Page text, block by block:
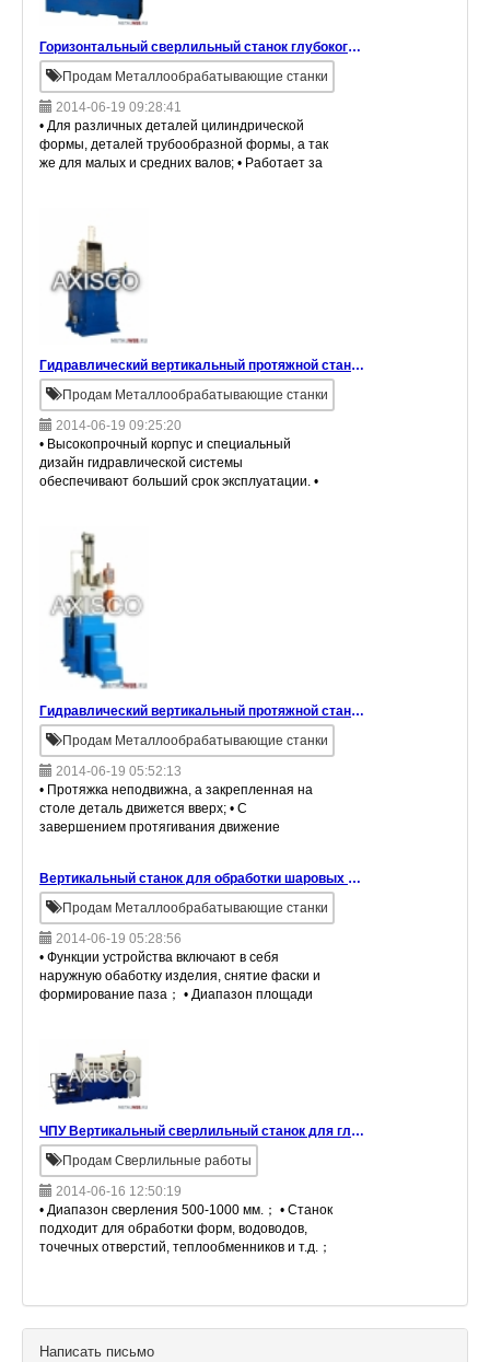
Горизонтальный сверлильный станок глубокого сверления цилиндрических деталей
Продам Металлообрабатывающие станки
2014-06-19 09:28:41
• Для различных деталей цилиндрической
формы, деталей трубообразной формы, а так
же для малых и средних валов; • Работает за
Гидравлический вертикальный протяжной станок высокой точности для наружного протягивания
Продам Металлообрабатывающие станки
2014-06-19 09:25:20
• Высокопрочный корпус и специальный
дизайн гидравлической системы
обеспечивают больший срок эксплуатации. •
движения ум
Гидравлический вертикальный протяжной станок высокой точности для внутреннего протягивания с подъемным столом
Продам Металлообрабатывающие станки
2014-06-19 05:52:13
• Протяжка неподвижна, а закрепленная на
столе деталь движется вверх; • С
завершением протягивания движение
редукторного
Вертикальный станок для обработки шаровых пробок 3 в 1 (обработка внешнего диаметра, чистовая обработка, формирование паза).
Продам Металлообрабатывающие станки
2014-06-19 05:28:56
• Функции устройства включают в себя
наружную обаботку изделия, снятие фаски и
формирование паза； • Диапазон площади
ЧПУ Вертикальный сверлильный станок для глубокого сверления
Продам Сверлильные работы
2014-06-16 12:50:19
• Диапазон сверления 500-1000 мм.； • Станок
подходит для обработки форм, водоводов,
точечных отверстий, теплообменников и т.д.；
Написать письмо